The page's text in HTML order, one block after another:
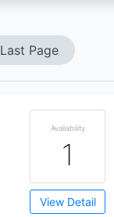
Last Page
Availability
1
View Detail